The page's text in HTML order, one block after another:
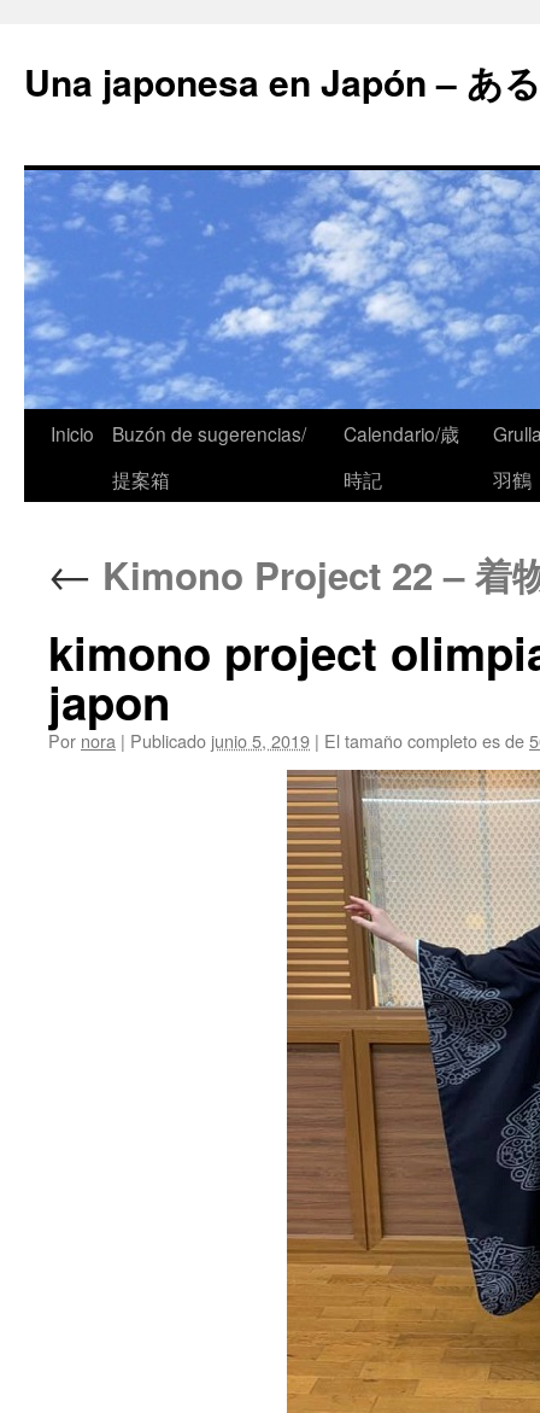
Una japonesa en Japón – あ
Inicio
Buzón de sugerencias/
提案箱
Calendario/歳
時記
羽鶴
← Kimono Project 22 – 着
kimono project
japon
Por nora | Publicado junio 5, 2019 | El tamaño completo es de